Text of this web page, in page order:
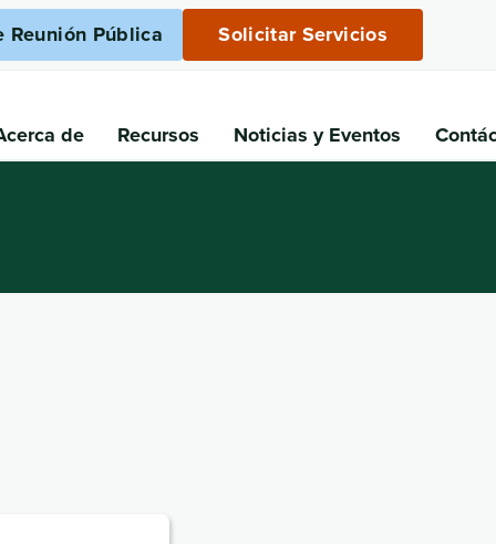
Reunión Pública Solicitar Servicios
de Recursos Noticias y Eventos